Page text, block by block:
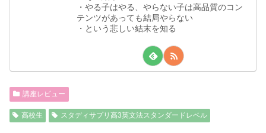
・やる子はやる、やらない子は高品質のコン
テンツがあっても結局やらない
・という悲しい結末を知る
講座レビュー
高校生 スタディサプリ高3英文法スタンダードレベル